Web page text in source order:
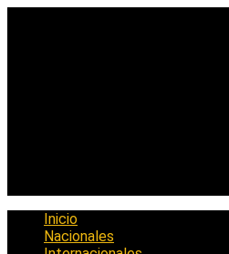
Inicio
Nacionales